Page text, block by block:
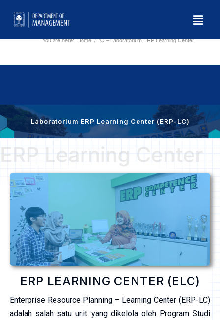
You are here: Home / *Q – Laboratorium ERP Learning Center
Laboratorium ERP Learning Center (ERP-LC)
ERP LEARNING CENTER (ELC)
Enterprise Resource Planning – Learning Center (ERP-LC)
adalah salah satu unit yang dikelola oleh Program Studi